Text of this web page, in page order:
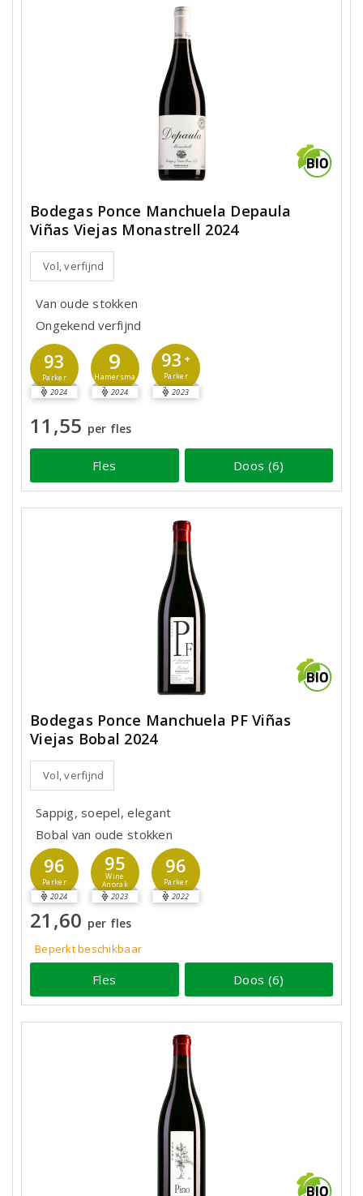
Bodegas Ponce Manchuela Depaula
Viñas Viejas Monastrell 2024
Vol, verfijnd
Van oude stokken
Ongekend verfijnd
93
Parker
2024
9
Hamersma
2024
93 +
Parker
2023
11,55 per fles
Fles Doos (6)
Bodegas Ponce Manchuela PF Viñas
Viejas Bobal 2024
Vol, verfijnd
Sappig, soepel, elegant
Bobal van oude stokken
96
Parker
2024
95
Wine
Anorak
2023
96
Parker
2022
21,60 per fles
Beperkt beschikbaar
Fles Doos (6)